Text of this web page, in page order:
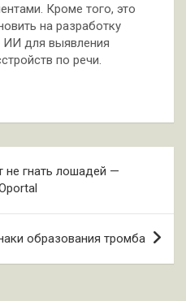
Кроме того, это
на разработку
ИИ для выявления
по речи.
не гнать лошадей —
образования тромба